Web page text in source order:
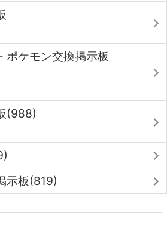
ポケモン交換掲示板
(988)
示板(819)